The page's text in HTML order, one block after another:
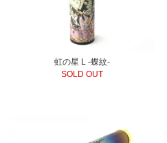
虹の星 L -蝶紋-
SOLD OUT